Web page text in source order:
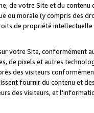
de votre Site et du
ou morale (y compris des
de propriété
votre Site, conformément
de pixels et autres
des visiteurs
fournir du contenu et
des visiteurs, et